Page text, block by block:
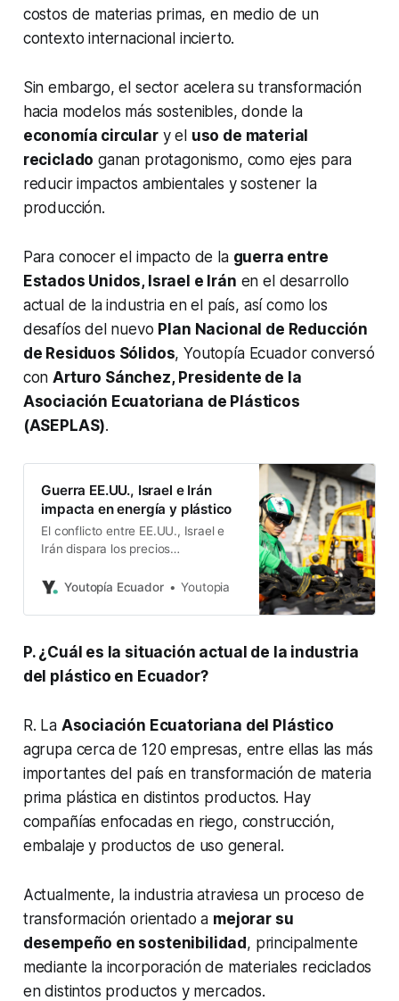
costos de materias primas, en medio de un
contexto internacional incierto.
Sin embargo, el sector acelera su transformación
hacia modelos más sostenibles, donde la
economía circulary el uso de material
reciclado ganan protagonismo, como ejes para
reducir impactos ambientales y sostener la
producción.
Para conocer el impacto de la guerra entre
Estados Unidos, Israel e Irán en el desarrollo
actual de la industria en el país, así como los
desafíos del nuevo Plan Nacional de Reducción
de Residuos Sólidos, Youtopía Ecuador conversó
conArturo Sánchez, Presidente de la
Asociación Ecuatoriana de Plásticos
(ASEPLAS).
Guerra EE.UU., Israel e Irán
impacta en energía y plástico
El conflicto entre EE.UU., Israel e
Irán dispara los precios
industria del plástico y abre
economía circular.
Youtopía Ecuador Youtopia
P. ¿Cuál es la situación actual de la industria
del plástico en Ecuador?
R. La Asociación Ecuatoriana del Plástico
agrupa cerca de 120 empresas, entre ellas las más
importantes del país en transformación de materia
prima plástica en distintos productos. Hay
compañías enfocadas en riego, construcción,
embalaje y productos de uso general.
Actualmente, la industria atraviesa un proceso de
transformación orientado a mejorar su
desempeño en sostenibilidad, principalmente
mediante la incorporación de materiales reciclados
en distintos productos y mercados.